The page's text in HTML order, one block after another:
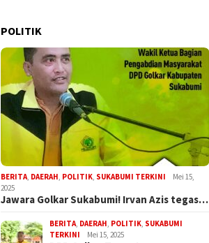
POLITIK
BERITA DAERAH POLITIK SUKABUMI TERKINI
Mei 15,
2025
Jawara Golkar Sukabumi! Irvan Azis tegas…
BERITA DAERAH POLITIK SUKABUMI
TERKINI
Mei 15, 2025